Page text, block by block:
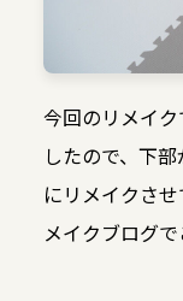
今回のリメイ
したので、下
にリメイクさ
メイクブログ